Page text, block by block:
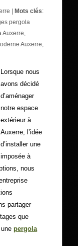
Mots clés:
pergola
Auxerre,
Auxerre,
Lorsque nous
avons décidé
d’aménager
notre espace
extérieur à
Auxerre, l’idée
d’installer une
à
nous
partager
que
unepergola